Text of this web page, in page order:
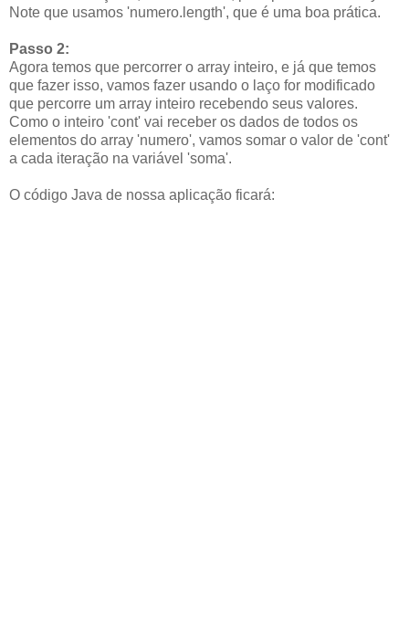
Note que usamos 'numero.length', que é uma boa prática.
Passo 2:
Agora temos que percorrer o array inteiro, e já que temos
que fazer isso, vamos fazer usando o laço for modificado
que percorre um array inteiro recebendo seus valores.
Como o inteiro 'cont' vai receber os dados de todos os
elementos do array 'numero', vamos somar o valor de 'cont'
a cada iteração na variável 'soma'.
O código Java de nossa aplicação ficará: